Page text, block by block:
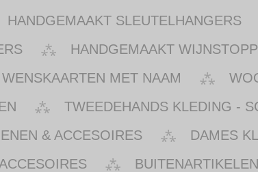
HANDGEMAAKT SLEUTELHANGERS
HANDGEMAAKT
WENSKAARTEN MET NAAM
TWEEDEHANDS KLEDING -
& ACCESOIRES
DAMES